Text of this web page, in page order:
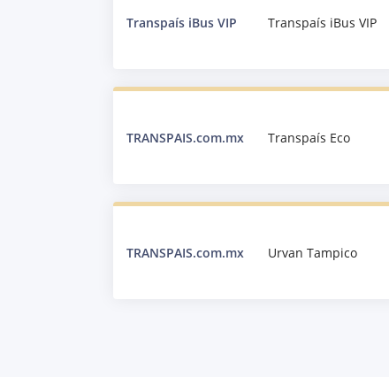
Transpaís iBus VIP Transpaís iBus VIP
TRANSPAIS.com.mx Transpaís Eco
TRANSPAIS.com.mx Urvan Tampico